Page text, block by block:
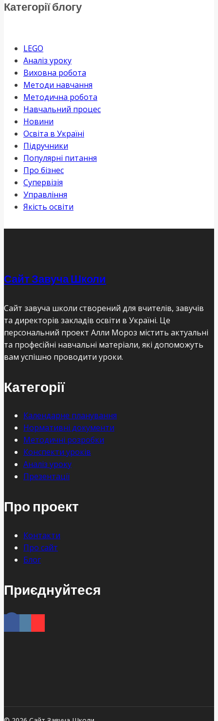
Категорії блогу
LEGO
Аналіз уроку
Виховна робота
Методи навчання
Методична робота
Навчальний процес
Новини
Освіта в Україні
Підручники
Популярні питання
Про бізнес
Супервізія
Управління
Якість освіти
Сайт Завуча Школи
Сайт завуча школи створений для вчителів, завучів
та директорів закладів освіти в Україні. Це
персональний проект Алли Мороз містить актуальні
та професійні навчальні матеріали, які допоможуть
вам успішно проводити уроки.
Категорії
Календарне планування
Нормативні документи
Методичні розробки
Конспекти уроків
Аналіз уроку
Презентації
Про проект
Контакти
Про сайт
Блог
Приєднуйтеся